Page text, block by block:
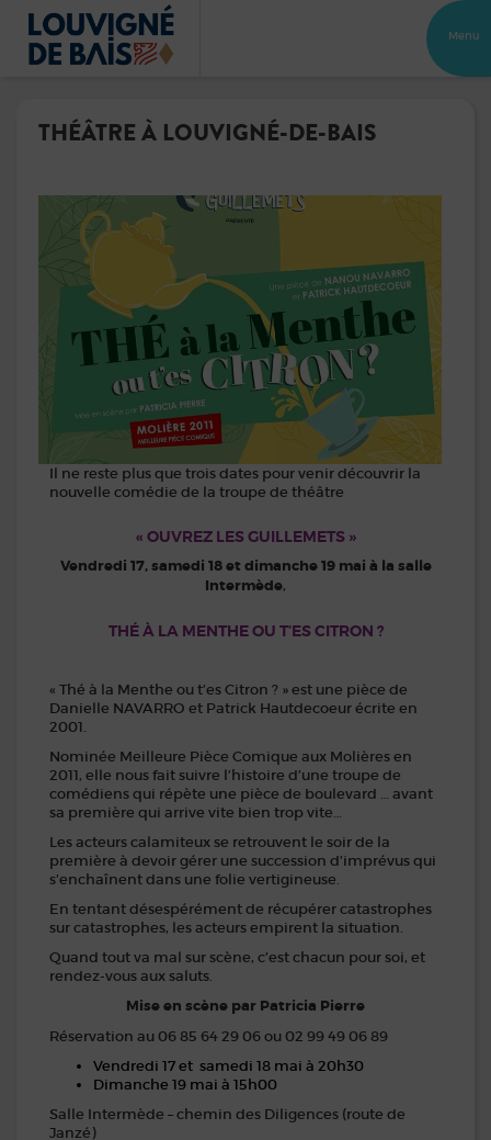
Menu
THÉÂTRE À LOUVIGNÉ-DE-BAIS
Il ne reste plus que trois dates pour venir découvrir la
nouvelle comédie de la troupe de théâtre
« OUVREZ LES GUILLEMETS »
Vendredi 17, samedi 18 et dimanche 19 mai à la salle
Intermède,
THÉ À LA MENTHE OU T’ES CITRON ?
« Thé à la Menthe ou t’es Citron ? » est une pièce de
Danielle NAVARRO et Patrick Hautdecoeur écrite en
2001.
Nominée Meilleure Pièce Comique aux Molières en
2011, elle nous fait suivre l’histoire d’une troupe de
comédiens qui répète une pièce de boulevard … avant
sa première qui arrive vite bien trop vite…
Les acteurs calamiteux se retrouvent le soir de la
première à devoir gérer une succession d’imprévus qui
s’enchaînent dans une folie vertigineuse.
En tentant désespérément de récupérer catastrophes
sur catastrophes, les acteurs empirent la situation.
Quand tout va mal sur scène, c’est chacun pour soi, et
rendez-vous aux saluts.
Mise en scène par Patricia Pierre
Réservation au 06 85 64 29 06 ou 02 99 49 06 89
Vendredi 17 et samedi 18 mai à 20h30
Dimanche 19 mai à 15h00
Salle Intermède – chemin des Diligences (route de
Janzé)